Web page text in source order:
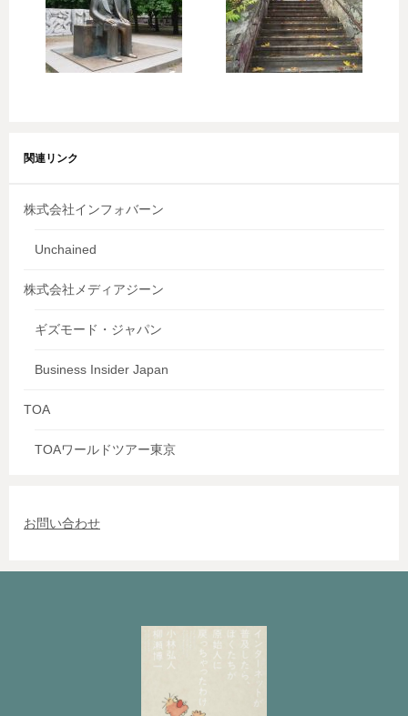
関連リンク
株式会社インフォバーン
Unchained
株式会社メディアジーン
ギズモード・ジャパン
Business Insider Japan
TOA
TOAワールドツアー東京
お問い合わせ